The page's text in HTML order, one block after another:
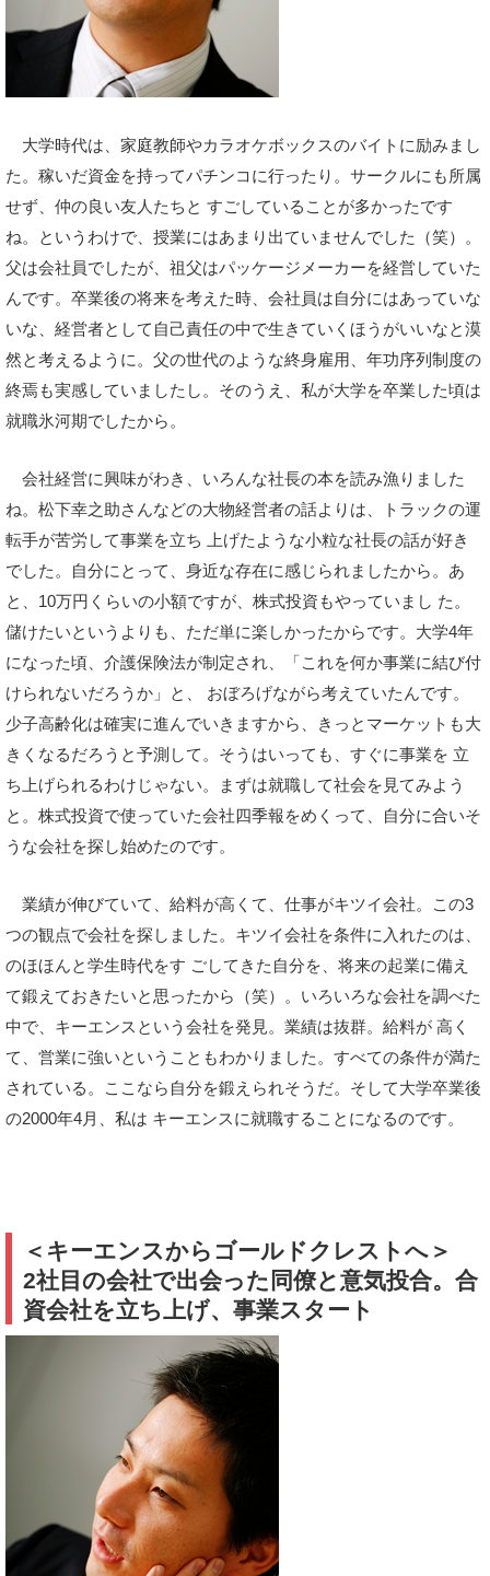
大学時代は、家庭教師やカラオケボックスのバイトに励みまし
た。稼いだ資金を持ってパチンコに行ったり。サークルにも所属
せず、仲の良い友人たちと すごしていることが多かったです
ね。というわけで、授業にはあまり出ていませんでした（笑）。
父は会社員でしたが、祖父はパッケージメーカーを経営していた
んです。卒業後の将来を考えた時、会社員は自分にはあっていな
いな、経営者として自己責任の中で生きていくほうがいいなと漠
然と考えるように。父の世代のような終身雇用、年功序列制度の
終焉も実感していましたし。そのうえ、私が大学を卒業した頃は
就職氷河期でしたから。
会社経営に興味がわき、いろんな社長の本を読み漁りました
ね。松下幸之助さんなどの大物経営者の話よりは、トラックの運
転手が苦労して事業を立ち 上げたような小粒な社長の話が好き
でした。自分にとって、身近な存在に感じられましたから。あ
と、10万円くらいの小額ですが、株式投資もやっていまし た。
儲けたいというよりも、ただ単に楽しかったからです。大学4年
になった頃、介護保険法が制定され、「これを何か事業に結び付
けられないだろうか」と、 おぼろげながら考えていたんです。
少子高齢化は確実に進んでいきますから、きっとマーケットも大
きくなるだろうと予測して。そうはいっても、すぐに事業を 立
ち上げられるわけじゃない。まずは就職して社会を見てみよう
と。株式投資で使っていた会社四季報をめくって、自分に合いそ
うな会社を探し始めたのです。
業績が伸びていて、給料が高くて、仕事がキツイ会社。この3
つの観点で会社を探しました。キツイ会社を条件に入れたのは、
のほほんと学生時代をす ごしてきた自分を、将来の起業に備え
て鍛えておきたいと思ったから（笑）。いろいろな会社を調べた
中で、キーエンスという会社を発見。業績は抜群。給料が 高く
て、営業に強いということもわかりました。すべての条件が満た
されている。ここなら自分を鍛えられそうだ。そして大学卒業後
の2000年4月、私は キーエンスに就職することになるのです。
＜キーエンスからゴールドクレストへ＞
2社目の会社で出会った同僚と意気投合。合
資会社を立ち上げ、事業スタート